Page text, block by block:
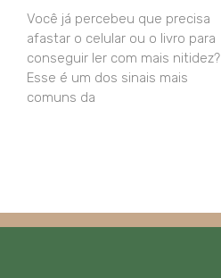
Você já percebeu que precisa
afastar o celular ou o livro para
conseguir ler com mais nitidez?
Esse é um dos sinais mais
comuns da